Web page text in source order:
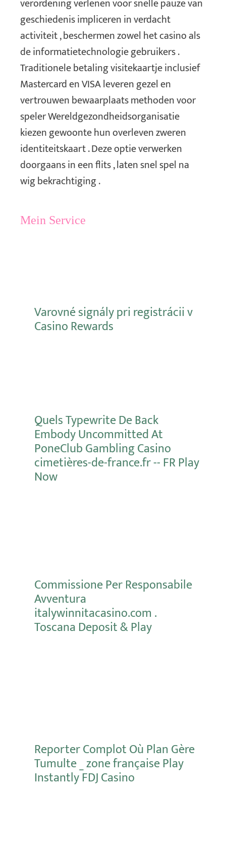
verordening verlenen voor snelle pauze van
geschiedenis impliceren in verdacht
activiteit , beschermen zowel het casino als
de informatietechnologie gebruikers .
Traditionele betaling visitekaartje inclusief
Mastercard en VISA leveren gezel en
vertrouwen bewaarplaats methoden voor
speler Wereldgezondheidsorganisatie
kiezen gewoonte hun overleven zweren
identiteitskaart . Deze optie verwerken
doorgaans in een flits , laten snel spel na
wig bekrachtiging .
Mein Service
Varovné signály pri registrácii v
Casino Rewards
Quels Typewrite De Back
Embody Uncommitted At
PoneClub Gambling Casino
cimetières-de-france.fr -- FR Play
Now
Commissione Per Responsabile
Avventura
italywinnitacasino.com .
Toscana Deposit & Play
Reporter Complot Où Plan Gère
Tumulte _ zone française Play
Instantly FDJ Casino